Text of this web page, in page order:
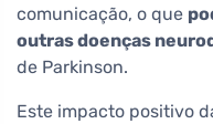
comunicação, o que
outras doenças
de Parkinson.
Este impacto positivo